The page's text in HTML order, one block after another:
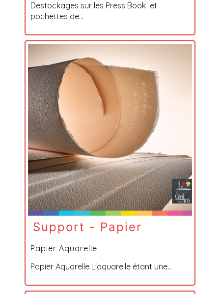
Destockages sur les Press Book et
pochettes de...
Support - Papier
Papier Aquarelle
Papier Aquarelle L'aquarelle étant une...